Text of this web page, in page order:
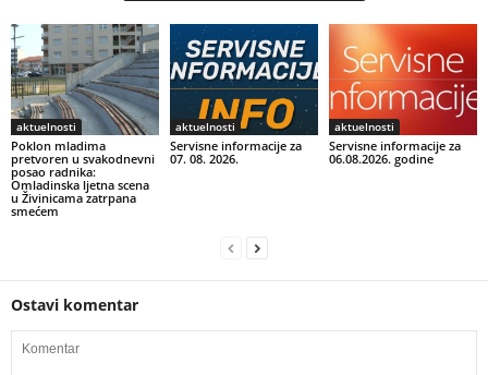
aktuelnosti
Poklon mladima
pretvoren u svakodnevni
posao radnika:
Omladinska ljetna scena
u Živinicama zatrpana
smećem
aktuelnosti
Servisne informacije za
07. 08. 2026.
aktuelnosti
Servisne informacije za
06.08.2026. godine
Ostavi komentar